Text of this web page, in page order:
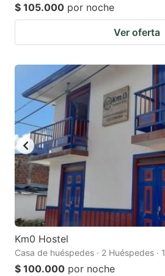
$ 105.000 por noche
Ver oferta
Km0 Hostel
Casa de huéspedes · 2 Huéspedes ·
$ 100.000 por noche